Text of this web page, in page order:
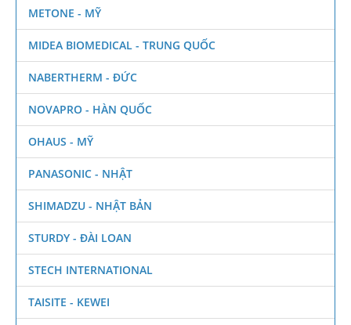
METONE - MỸ
MIDEA BIOMEDICAL - TRUNG QUỐC
NABERTHERM - ĐỨC
NOVAPRO - HÀN QUỐC
OHAUS - MỸ
PANASONIC - NHẬT
SHIMADZU - NHẬT BẢN
STURDY - ĐÀI LOAN
STECH INTERNATIONAL
TAISITE - KEWEI